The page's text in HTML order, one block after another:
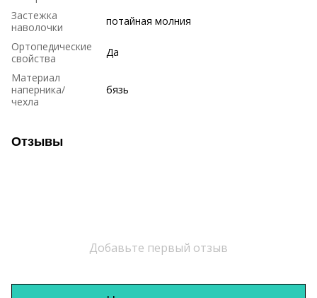
Застежка
наволочки
потайная молния
Ортопедические
свойства
Да
Материал
наперника/
чехла
бязь
Отзывы
Добавьте первый отзыв